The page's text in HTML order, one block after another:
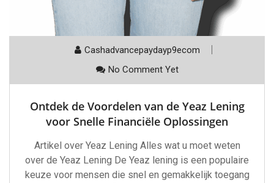
Cashadvancepaydayp9ecom
No Comment Yet
Ontdek de Voordelen van de Yeaz Lening
voor Snelle Financiële Oplossingen
Artikel over Yeaz Lening Alles wat u moet weten
over de Yeaz Lening De Yeaz lening is een populaire
keuze voor mensen die snel en gemakkelijk toegang